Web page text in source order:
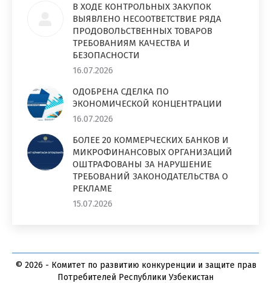
В ХОДЕ КОНТРОЛЬНЫХ ЗАКУПОК
ВЫЯВЛЕНО НЕСООТВЕТСТВИЕ РЯДА
ПРОДОВОЛЬСТВЕННЫХ ТОВАРОВ
ТРЕБОВАНИЯМ КАЧЕСТВА И
БЕЗОПАСНОСТИ
16.07.2026
ОДОБРЕНА СДЕЛКА ПО
ЭКОНОМИЧЕСКОЙ КОНЦЕНТРАЦИИ
16.07.2026
БОЛЕЕ 20 КОММЕРЧЕСКИХ БАНКОВ И
МИКРОФИНАНСОВЫХ ОРГАНИЗАЦИЙ
ОШТРАФОВАНЫ ЗА НАРУШЕНИЕ
ТРЕБОВАНИЙ ЗАКОНОДАТЕЛЬСТВА О
РЕКЛАМЕ
15.07.2026
© 2026 - Комитет по развитию конкуренции и защите прав
Потребителей Республики Узбекистан